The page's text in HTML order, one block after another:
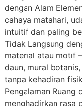
dengan Alam
cahaya matahari,
intuitif dan paling
Tidak Langsung
material atau motif
daun, mural
tanpa kehadiran
Pengalaman Ruang
menghadirkan rasa